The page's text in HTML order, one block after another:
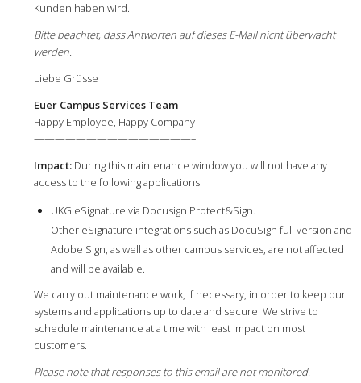
Kunden haben wird.
Bitte beachtet, dass Antworten auf dieses E-Mail nicht überwacht
werden.
Liebe Grüsse
Euer Campus Services Team
Happy Employee, Happy Company
———————————————–
Impact:During this maintenance window you will not have any
access to the following applications:
UKG eSignature via Docusign Protect&Sign.
Other eSignature integrations such as DocuSign full version and
Adobe Sign, as well as other campus services, are not affected
and will be available.
We carry out maintenance work, if necessary, in order to keep our
systems and applications up to date and secure. We strive to
schedule maintenance at a time with least impact on most
customers.
Please note that responses to this email are not monitored.